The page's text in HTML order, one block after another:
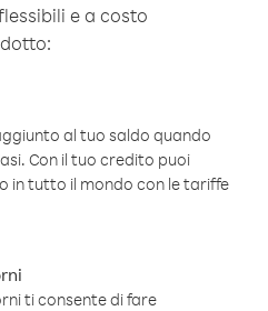
e a costo
al tuo saldo quando
Con il tuo credito puoi
in tutto il mondo con le tariffe
ti consente di fare